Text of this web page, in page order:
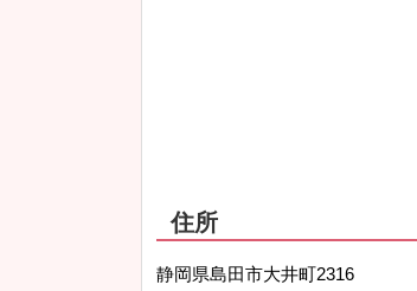
住所
静岡県島田市大井町2316